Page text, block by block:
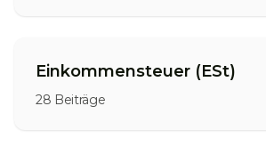
Einkommensteuer (ESt)
28 Beiträge